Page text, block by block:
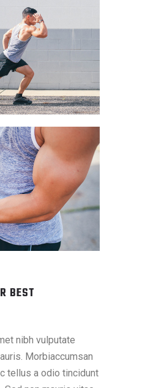
BEST
nibh vulputate
Morbiaccumsan
tellus a odio tincidunt